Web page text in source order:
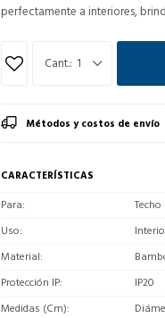
perfectamente a interiores,
1
Métodos y costos de envío
CARACTERÍSTICAS
Para
Techo
Uso
Material
Protección IP
IP20
Medidas (Cm)